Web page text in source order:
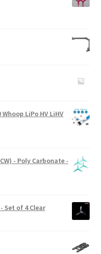
Whoop LiPo HV LiHV
- Poly Carbonate -
Set of 4 Clear